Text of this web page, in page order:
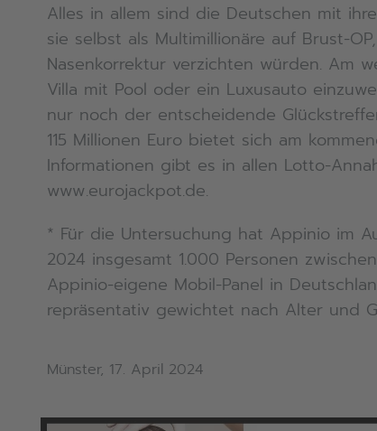
Alles in allem sind die Deutschen mit
sie selbst als Multimillionäre auf Brust-
Nasenkorrektur verzichten würden. Am
Villa mit Pool oder ein Luxusauto
nur noch der entscheidende
115 Millionen Euro bietet sich am
Informationen gibt es in allen Lotto-
www.eurojackpot.de.
* Für die Untersuchung hat Appinio im
2024 insgesamt 1.000 Personen
Appinio-eigene Mobil-Panel in
repräsentativ gewichtet nach Alter und
Münster, 17. April 2024